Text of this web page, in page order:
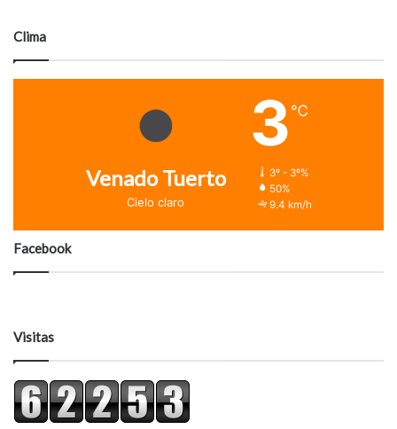
Clima
Venado Tuerto
Cielo claro
3 ℃
3º - 3º%
50%
9.4 km/h
Facebook
Visitas